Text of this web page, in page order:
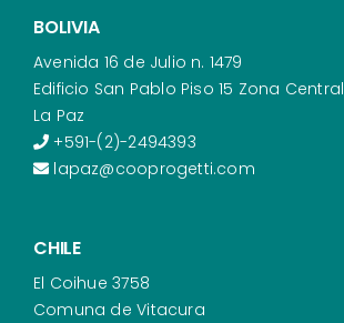
BOLIVIA
Avenida 16 de Julio n. 1479
Edificio San Pablo Piso 15 Zona Central
La Paz
+591-(2)-2494393
lapaz@cooprogetti.com
CHILE
El Coihue 3758
Comuna de Vitacura